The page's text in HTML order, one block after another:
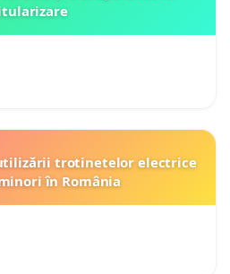
trotinetelor electrice
în România